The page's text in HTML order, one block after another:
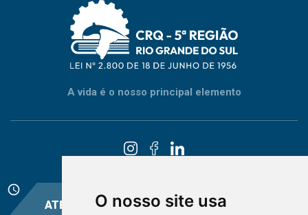
O nosso site usa
A vida é o nosso principal elemento
schedule
ATENDIMENTO